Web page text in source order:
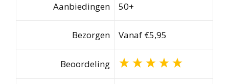
Aanbiedingen 50+
Bezorgen Vanaf €5,95
Beoordeling